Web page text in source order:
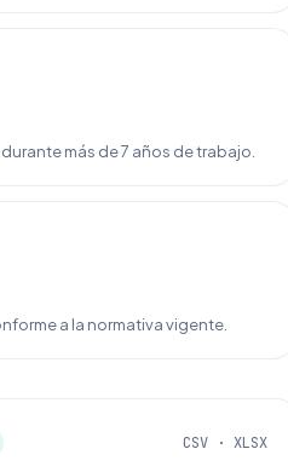
más de 7 años de trabajo.
a la normativa vigente.
CSV · XLSX